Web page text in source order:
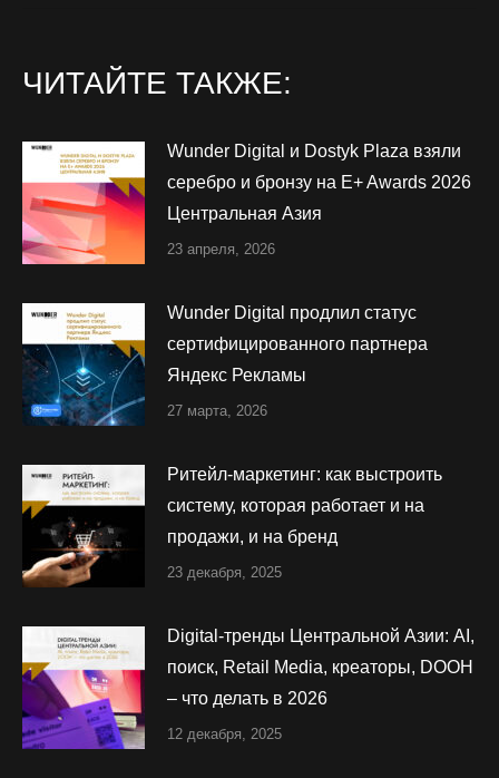
ЧИТАЙТЕ ТАКЖЕ:
Wunder Digital и Dostyk Plaza взяли
серебро и бронзу на E+ Awards 2026
Центральная Азия
23 апреля, 2026
Wunder Digital продлил статус
сертифицированного партнера
Яндекс Рекламы
27 марта, 2026
Ритейл-маркетинг: как выстроить
систему, которая работает и на
продажи, и на бренд
23 декабря, 2025
Digital-тренды Центральной Азии: AI,
поиск, Retail Media, креаторы, DOOH
– что делать в 2026
12 декабря, 2025